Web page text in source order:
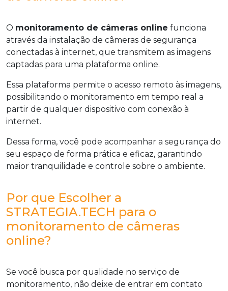
O monitoramento de câmeras online funciona
através da instalação de câmeras de segurança
conectadas à internet, que transmitem as imagens
captadas para uma plataforma online.
Essa plataforma permite o acesso remoto às imagens,
possibilitando o monitoramento em tempo real a
partir de qualquer dispositivo com conexão à
internet.
Dessa forma, você pode acompanhar a segurança do
seu espaço de forma prática e eficaz, garantindo
maior tranquilidade e controle sobre o ambiente.
Por que Escolher a
STRATEGIA.TECH para o
monitoramento de câmeras
online?
Se você busca por qualidade no serviço de
monitoramento, não deixe de entrar em contato